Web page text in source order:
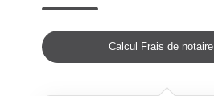
Calcul Frais de notaire